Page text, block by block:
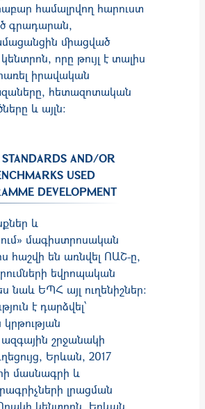
համալրվող հարուստ
գրադարան,
միացված
որը թույլ է տալիս
իրավական
հետազոտական
և այլն:
AND/OR
USED
DEVELOPMENT
և
մագիստրոսական
հաշվի են առնվել ՈԱՇ-ը,
եվրոպական
նաև ԵՊՀ այլ ուղենիշներ:
է դարձվել՝
շրջանակի
Երևան, 2017
մասնագրի և
լրացման
կենտրոն, Երևան,